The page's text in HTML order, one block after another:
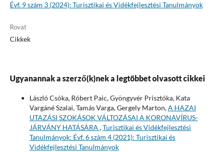
Évf. 9 szám 3 (2024): Turisztikai és Vidékfejlesztési Tanulmányok
Rovat
Cikkek
Ugyanannak a szerző(k)nek a legtöbbet olvasott cikkei
László Csóka, Róbert Paic, Gyöngyvér Prisztóka, Kata
Vargáné Szalai, Tamás Varga, Gergely Marton,A HAZAI
UTAZÁSI SZOKÁSOK VÁLTOZÁSAI A KORONAVÍRUS-
JÁRVÁNY HATÁSÁRA ,Turisztikai és Vidékfejlesztési
Tanulmányok: Évf. 6 szám 4 (2021): Turisztikai és
Vidékfejlesztési Tanulmányok